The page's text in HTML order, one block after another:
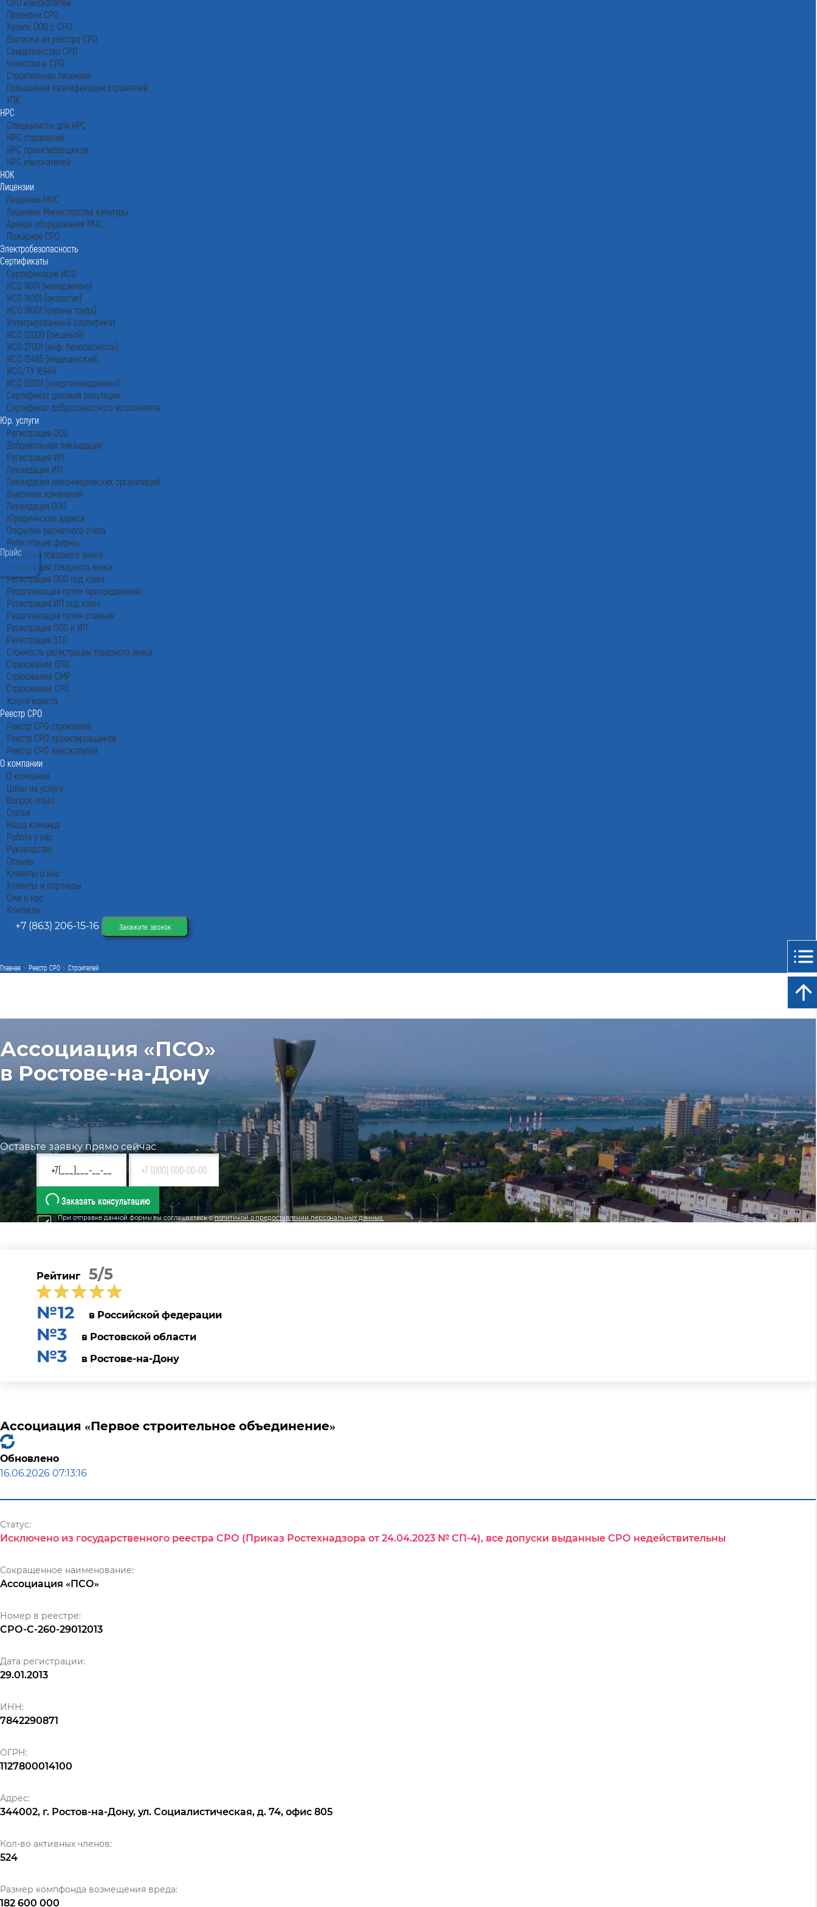
Проверки СРО
Купить ООО с СРО
Выписка из реестра СРО
Свидетельство СРО
Членство в СРО
Строительная лицензия
Повышение квалификации строителей
УПК
НРС
Специалисты для НРС
НРС строителей
НРС проектировщиков
НРС изыскателей
НОК
Лицензии
Лицензии МЧС
Лицензии Министерства культуры
Аренда оборудования МЧС
Пожарное СРО
Электробезопасность
Сертификаты
Сертификация ИСО
ИСО 9001 (менеджмент)
ИСО 14001 (экология)
ИСО 18001 (охрана труда)
Интегрированный сертификат
ИСО 22000 (пищевой)
ИСО 27001 (инф. безопасность)
ИСО 13485 (медицинский)
ИСО/ТУ 16949
ИСО 50001 (энергоменеджмент)
Сертификат деловой репутации
Сертификат добросовестного исполнителя
Юр. услуги
Регистрация ООО
Добровольная ликвидация
Регистрация ИП
Ликвидация ИП
Ликвидация некоммерческих организаций
Внесение изменений
Ликвидация ООО
Юридические адреса
Открытие расчетного счета
Регистрация фирмы
Передача товарного знака
Регистрация товарного знака
Регистрация ООО под ключ
Реорганизация путем присоединения
Регистрация ИП под ключ
Реорганизация путем слияния
Регистрация ООО и ИП
Регистрация ЭТЛ
Стоимость регистрации товарного знака
Страхование ОПО
Страхование СМР
Страхование СРО
Услуги юриста
Реестр СРО
Реестр СРО строителей
Реестр СРО проектировщиков
Реестр СРО изыскателей
О компании
О компании
Цены на услуги
Вопрос-ответ
Статьи
Наша команда
Работа у нас
Руководство
Отзывы
Клиенты о нас
Клиенты и партнеры
Сми о нас
Контакты
+7 (863) 206-15-16
Закажите звонок
Главная Реестр СРО Строителей
Ассоциация «ПСО»
в Ростове-на-Дону
Оставьте заявку прямо сейчас
Заказать консультацию
При отправке данной формы вы соглашаетесь сполитикой о предоставлении персональных данных.
Рейтинг 5/5
№12 в Российской федерации
№3 в Ростовской области
№3 в Ростове-на-Дону
Ассоциация «Первое строительное объединение»
Обновлено
16.06.2026 07:13:16
Статус:
Исключено из государственного реестра СРО (Приказ Ростехнадзора от 24.04.2023 № СП-4), все допуски выданные СРО недействительны
Сокращенное наименование:
Ассоциация «ПСО»
Номер в реестре:
СРО-С-260-29012013
Дата регистрации:
29.01.2013
ИНН:
7842290871
ОГРН:
1127800014100
Адрес:
344002, г. Ростов-на-Дону, ул. Социалистическая, д. 74, офис 805
Кол-во активных членов:
524
Размер компфонда возмещения вреда:
182 600 000
Прайс